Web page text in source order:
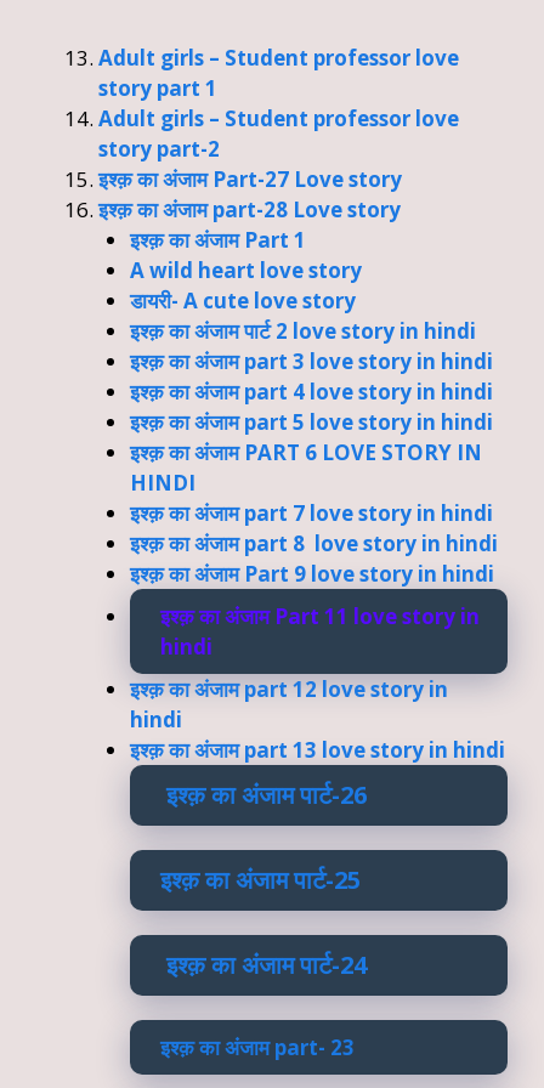
Adult girls – Student professor love
story part 1
Adult girls – Student professor love
story part-2
इश्क़ का अंजाम Part-27 Love story
इश्क़ का अंजाम part-28 Love story
इश्क़ का अंजाम Part 1
A wild heart love story
डायरी- A cute love story
इश्क़ का अंजाम पार्ट 2 love story in hindi
इश्क़ का अंजाम part 3 love story in hindi
इश्क़ का अंजाम part 4 love story in hindi
इश्क़ का अंजाम part 5 love story in hindi
इश्क़ का अंजाम PART 6 LOVE STORY IN
HINDI
इश्क़ का अंजाम part 7 love story in hindi
इश्क़ का अंजाम part 8 love story in hindi
इश्क़ का अंजाम Part 9 love story in hindi
इश्क़ का अंजाम Part 11 love story in
hindi
इश्क़ का अंजाम part 12 love story in
hindi
इश्क़ का अंजाम part 13 love story in hindi
इश्क़ का अंजाम पार्ट-26
इश्क़ का अंजाम पार्ट-25
इश्क़ का अंजाम पार्ट-24
इश्क़ का अंजाम part- 23